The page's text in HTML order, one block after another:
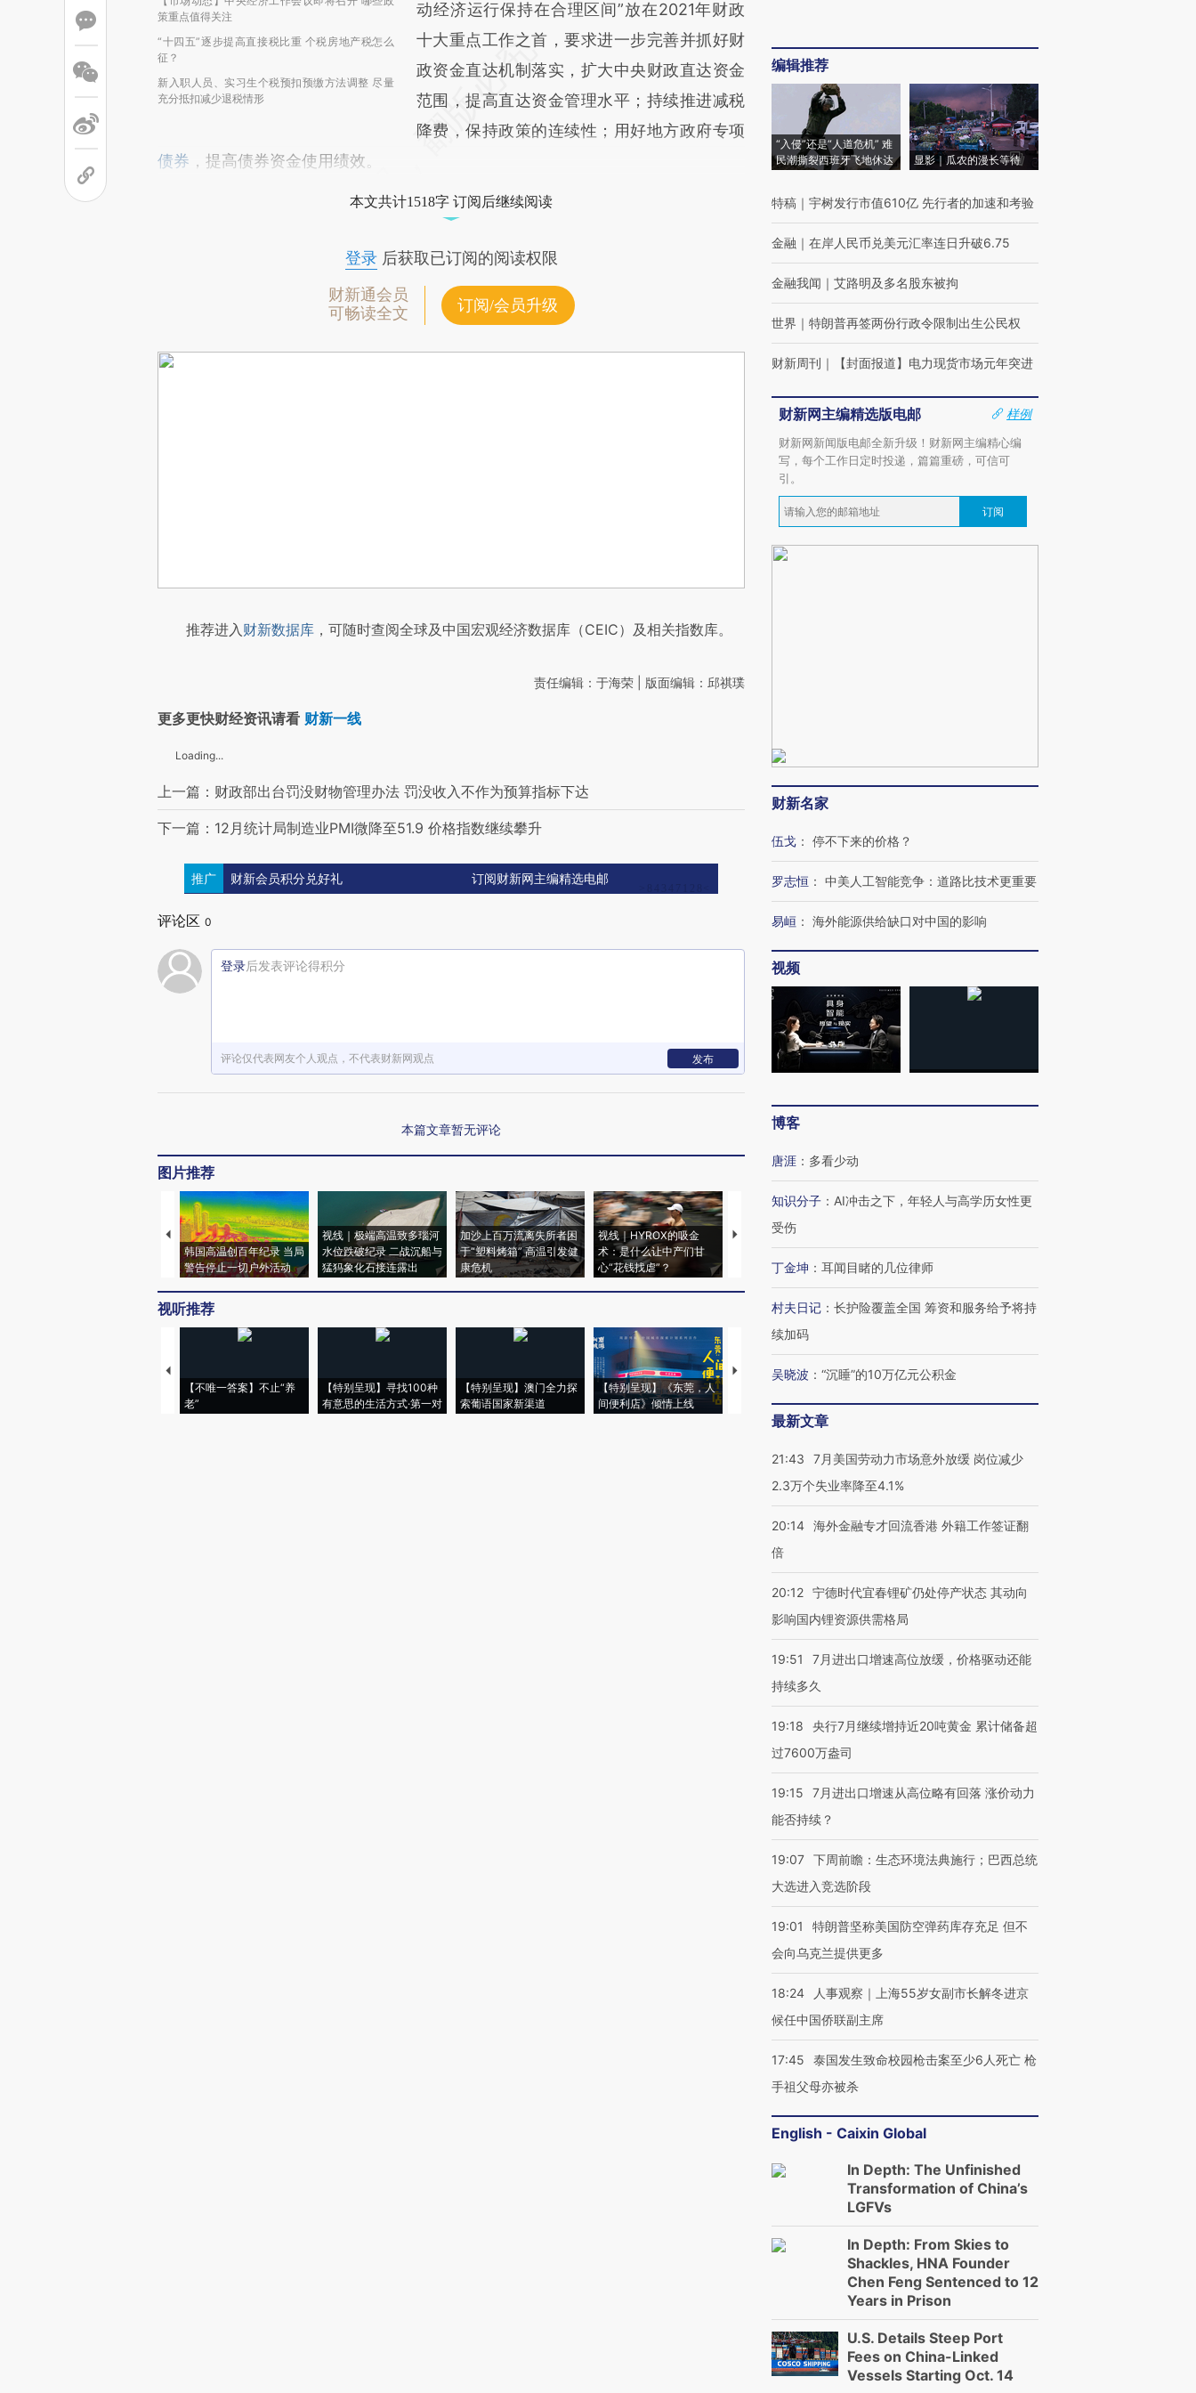
策重点值得关注
“十四五”逐步提高直接税比重 个税房地产税怎么
征？
新入职人员、实习生个税预扣预缴方法调整 尽量
充分抵扣减少退税情形
动经济运行保持在合理区间”放在2021年财政
十大重点工作之首，要求进一步完善并抓好财
政资金直达机制落实，扩大中央财政直达资金
范围，提高直达资金管理水平；持续推进减税
降费，保持政策的连续性；用好地方政府专项
债券 ，提高债券资金使用绩效。
本文共计1518字 订阅后继续阅读
登录后获取已订阅的阅读权限
财新通会员
可畅读全文
订阅/会员升级
推荐进入财新数据库 ，可随时查阅全球及中国宏观经济数据库（CEIC）及相关指数库。
责任编辑：于海荣 | 版面编辑：邱祺璞
更多更快财经资讯请看 财新一线
Loading...
上一篇：财政部出台罚没财物管理办法 罚没收入不作为预算指标下达
下一篇：12月统计局制造业PMI微降至51.9 价格指数继续攀升
推广 财新会员积分兑好礼 订阅财新网主编精选电邮
评论区 0
登录后发表评论得积分
评论仅代表网友个人观点，不代表财新网观点 发布
本篇文章暂无评论
图片推荐
韩国高温创百年纪录 当局
警告停止一切户外活动
视线｜极端高温致多瑙河
水位跌破纪录 二战沉船与
猛犸象化石接连露出
加沙上百万流离失所者困
于“塑料烤箱” 高温引发健
康危机
视线｜HYROX的吸金
术：是什么让中产们甘
心“花钱找虐”？
马航飞行员跨国走私7万
粒摇头丸 尿检体内含3种
度Z世代 用街头抗争将教
育部长拱下台
机”？难民潮撕裂西班牙
视听推荐
【不唯一答案】不止“养
老”
【特别呈现】寻找100种
有意思的生活方式·第一对
【特别呈现】澳门全力探
索葡语国家新渠道
【特别呈现】《东莞，人
间便利店》倾情上线
【推广】走进第四届链博
有意思的生活方式·第三对
住三大增长引擎是什么？
编辑推荐
“入侵”还是“人道危机” 难
民潮撕裂西班牙飞地休达
显影｜瓜农的漫长等待
特稿 ｜ 宇树发行市值610亿 先行者的加速和考验
金融 ｜ 在岸人民币兑美元汇率连日升破6.75
金融我闻 ｜ 艾路明及多名股东被拘
世界 ｜ 特朗普再签两份行政令限制出生公民权
财新周刊 ｜ 【封面报道】电力现货市场元年突进
财新网主编精选版电邮
样例
财新网新闻版电邮全新升级！财新网主编精心编
写，每个工作日定时投递，篇篇重磅，可信可
引。
订阅
财新名家
伍戈 ： 停不下来的价格？
罗志恒 ： 中美人工智能竞争：道路比技术更重要
易峘 ： 海外能源供给缺口对中国的影响
视频
博客
唐涯 ： 多看少动
知识分子 ： AI冲击之下，年轻人与高学历女性更
受伤
丁金坤 ： 耳闻目睹的几位律师
村夫日记 ： 长护险覆盖全国 筹资和服务给予将持
续加码
吴晓波 ： “沉睡”的10万亿元公积金
最新文章
21:43
7月美国劳动力市场意外放缓 岗位减少
2.3万个失业率降至4.1%
20:14 海外金融专才回流香港 外籍工作签证翻
倍
20:12 宁德时代宜春锂矿仍处停产状态 其动向
影响国内锂资源供需格局
19:51
7月进出口增速高位放缓，价格驱动还能
持续多久
19:18
央行7月继续增持近20吨黄金 累计储备超
过7600万盎司
19:15
7月进出口增速从高位略有回落 涨价动力
能否持续？
19:07 下周前瞻：生态环境法典施行；巴西总统
大选进入竞选阶段
19:01
特朗普坚称美国防空弹药库存充足 但不
会向乌克兰提供更多
18:24
人事观察｜上海55岁女副市长解冬进京
候任中国侨联副主席
17:45
泰国发生致命校园枪击案至少6人死亡 枪
手祖父母亦被杀
English - Caixin Global
In Depth: The Unfinished
Transformation of China’s
LGFVs
In Depth: From Skies to
Shackles, HNA Founder
Chen Feng Sentenced to 12
Years in Prison
U.S. Details Steep Port
Fees on China-Linked
Vessels Starting Oct. 14